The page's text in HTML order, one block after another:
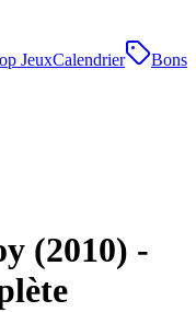
JeuxCalendrier
Bons
(2010) -